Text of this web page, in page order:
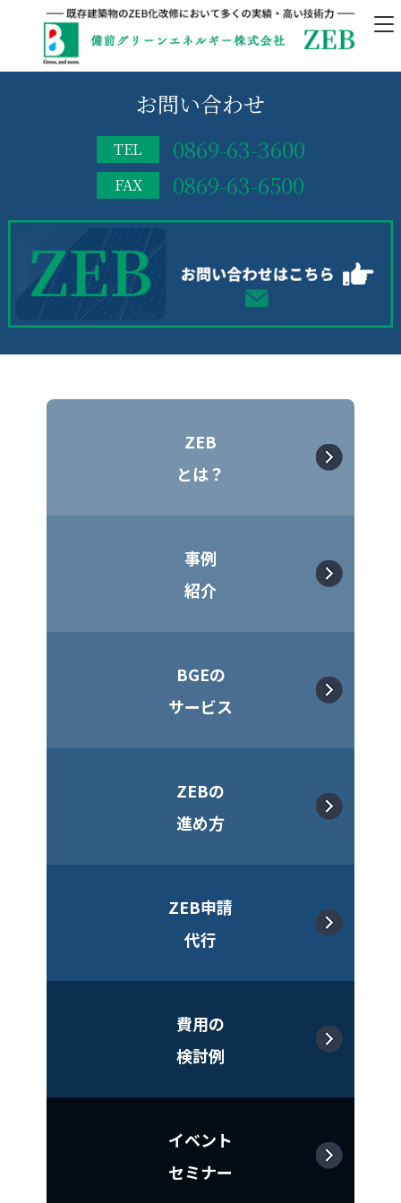
お問い合わせ
TEL 0869-63-3600
FAX 0869-63-6500
ZEB
とは？
事例
紹介
BGEの
サービス
ZEBの
進め方
ZEB申請
代行
費用の
検討例
イベント
セミナー